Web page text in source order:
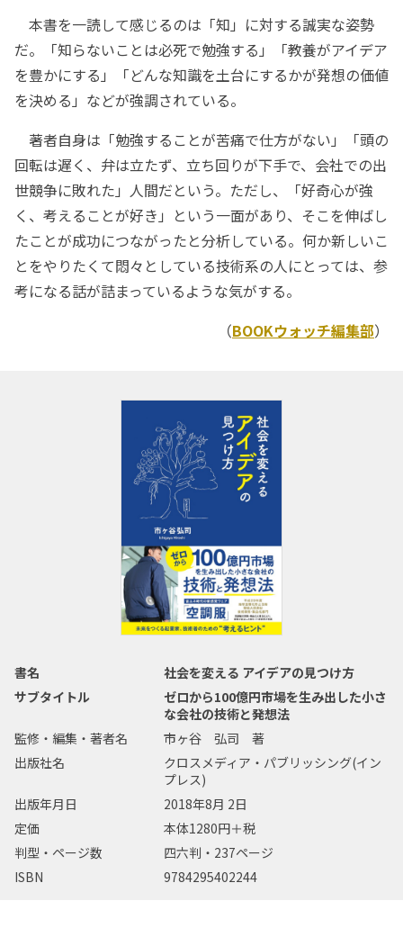
本書を一読して感じるのは「知」に対する誠実な姿勢
だ。「知らないことは必死で勉強する」「教養がアイデア
を豊かにする」「どんな知識を土台にするかが発想の価値
を決める」などが強調されている。
著者自身は「勉強することが苦痛で仕方がない」「頭の
回転は遅く、弁は立たず、立ち回りが下手で、会社での出
世競争に敗れた」人間だという。ただし、「好奇心が強
く、考えることが好き」という一面があり、そこを伸ばし
たことが成功につながったと分析している。何か新しいこ
とをやりたくて悶々としている技術系の人にとっては、参
考になる話が詰まっているような気がする。
（BOOKウォッチ編集部）
書名
社会を変える アイデアの見つけ方
サブタイトル
ゼロから100億円市場を生み出した小さ
な会社の技術と発想法
監修・編集・著者名
市ヶ谷 弘司 著
出版社名
クロスメディア・パブリッシング(イン
プレス)
出版年月日
2018年8月 2日
定価
本体1280円＋税
判型・ページ数
四六判・237ページ
ISBN
9784295402244